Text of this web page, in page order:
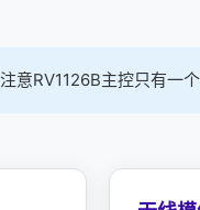
意RV1126B主控只有一